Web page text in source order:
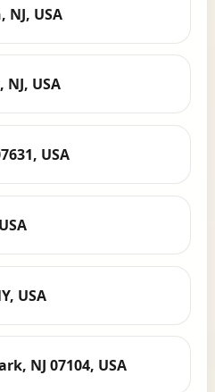
USA
USA
USA
USA
NJ 07104, USA